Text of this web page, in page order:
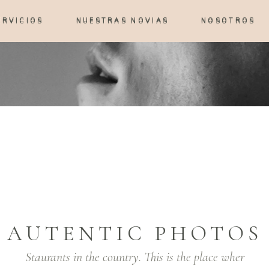
NUESTRAS NOVIAS NOSOTROS
NUESTRAS NOVIAS NOSOTROS
AUTENTIC PHOTOS
Staurants in the country. This is the place wher